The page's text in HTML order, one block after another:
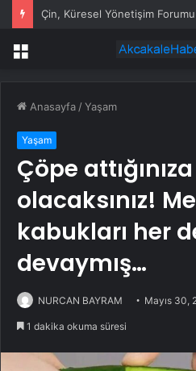
Çin, Küresel Yönetişim
Menü
Anasayfa /Yaşam
Yaşam
Çöpe
olacaksınız!
kabukları her
devaymış…
NURCAN BAYRAM Mayıs 30,
1 dakika okuma süresi